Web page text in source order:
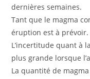
dernières semaines.
Tant que le magma
éruption est à prévoir.
L’incertitude quant à
plus grande lorsque
La quantité de